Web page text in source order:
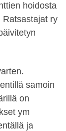
hoidosta
Ratsastajat ry
samoin
on
ym
ja